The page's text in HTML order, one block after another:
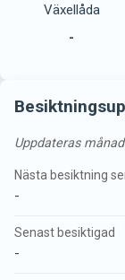
Växellåda
-
Uppdateras
Nästa besiktning
-
Senast besiktigad
-